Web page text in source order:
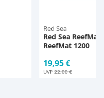
Red Sea
Red Sea
ReefMat 1200
19,95 €
UVP 22,00 €